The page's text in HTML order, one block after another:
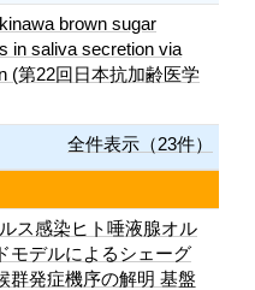
brown sugar
in saliva secretion via
(第22回日本抗加齢医学
全件表示（23件）
ス感染ヒト唾液腺オル
モデルによるシェーグ
群発症機序の解明 基盤